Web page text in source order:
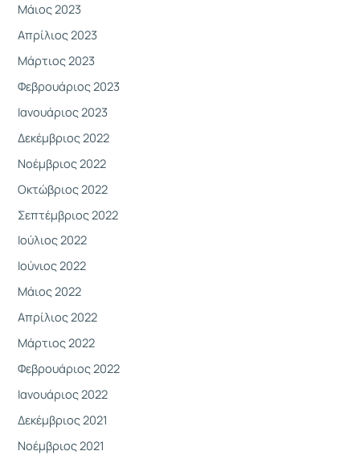
Μάιος 2023
Απρίλιος 2023
Μάρτιος 2023
Φεβρουάριος 2023
Ιανουάριος 2023
Δεκέμβριος 2022
Νοέμβριος 2022
Οκτώβριος 2022
Σεπτέμβριος 2022
Ιούλιος 2022
Ιούνιος 2022
Μάιος 2022
Απρίλιος 2022
Μάρτιος 2022
Φεβρουάριος 2022
Ιανουάριος 2022
Δεκέμβριος 2021
Νοέμβριος 2021